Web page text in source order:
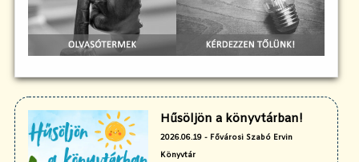
Hűsöljön a könyvtárban!
2026.06.19 - Fővárosi Szabó Ervin
Könyvtár